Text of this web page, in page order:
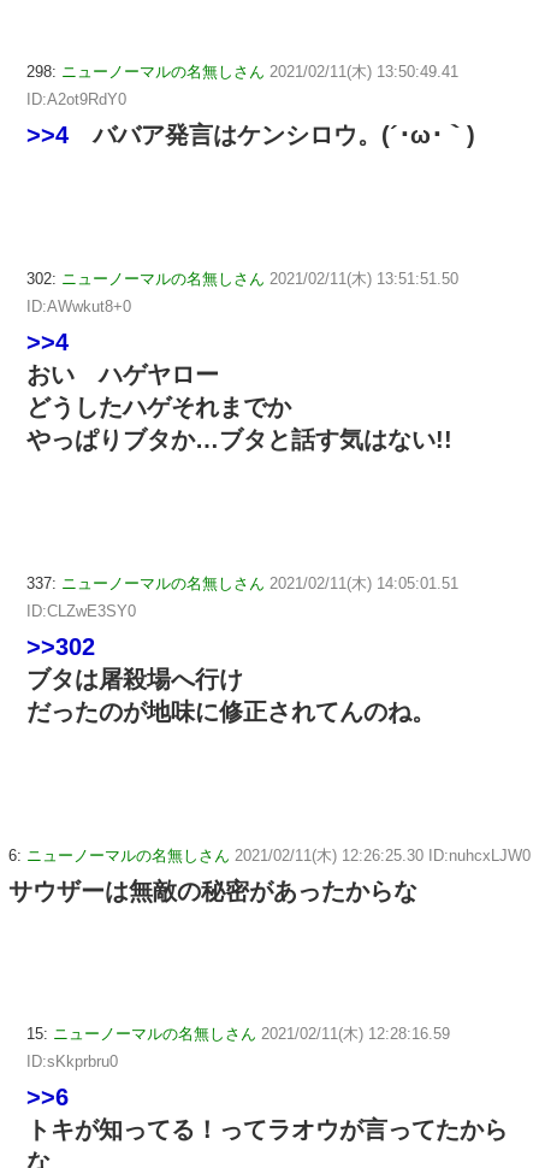
298: ニューノーマルの名無しさん 2021/02/11(木) 13:50:49.41
ID:A2ot9RdY0
>>4 ババア発言はケンシロウ。(´･ω･｀)
302: ニューノーマルの名無しさん 2021/02/11(木) 13:51:51.50
ID:AWwkut8+0
>>4
おい ハゲヤロー
どうしたハゲそれまでか
やっぱりブタか…ブタと話す気はない!!
337: ニューノーマルの名無しさん 2021/02/11(木) 14:05:01.51
ID:CLZwE3SY0
>>302
ブタは屠殺場へ行け
だったのが地味に修正されてんのね。
6: ニューノーマルの名無しさん 2021/02/11(木) 12:26:25.30 ID:nuhcxLJW0
サウザーは無敵の秘密があったからな
15: ニューノーマルの名無しさん 2021/02/11(木) 12:28:16.59
ID:sKkprbru0
>>6
トキが知ってる！ってラオウが言ってたから
な